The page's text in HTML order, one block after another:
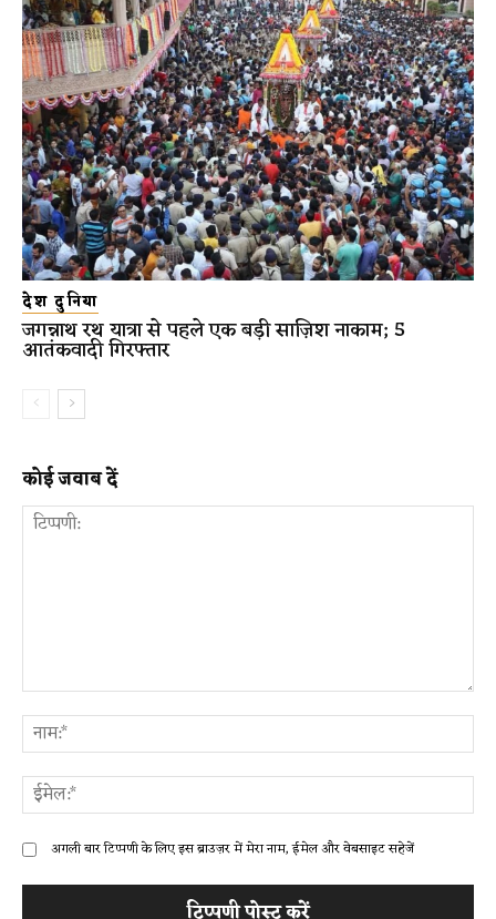
देश दुनिया
जगन्नाथ रथ यात्रा से पहले एक बड़ी साज़िश नाकाम; 5
आतंकवादी गिरफ्तार
कोई जवाब दें
अगली बार टिप्पणी के लिए इस ब्राउज़र में मेरा नाम, ईमेल और वेबसाइट सहेजें